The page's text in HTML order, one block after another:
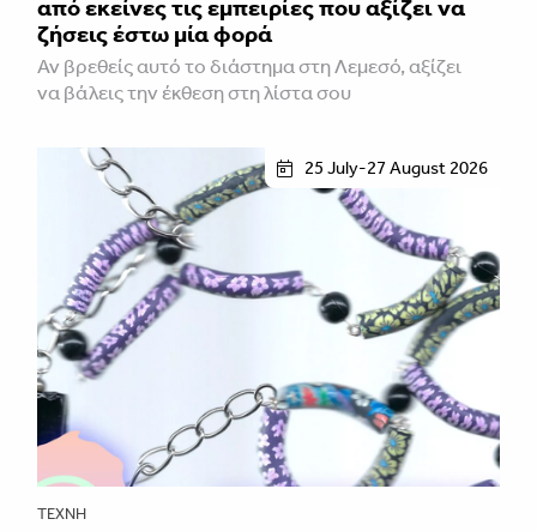
από εκείνες τις εμπειρίες που αξίζει να
ζήσεις έστω μία φορά
Αν βρεθείς αυτό το διάστημα στη Λεμεσό, αξίζει
να βάλεις την έκθεση στη λίστα σου
25 July-27 August 2026
ΤΈΧΝΗ